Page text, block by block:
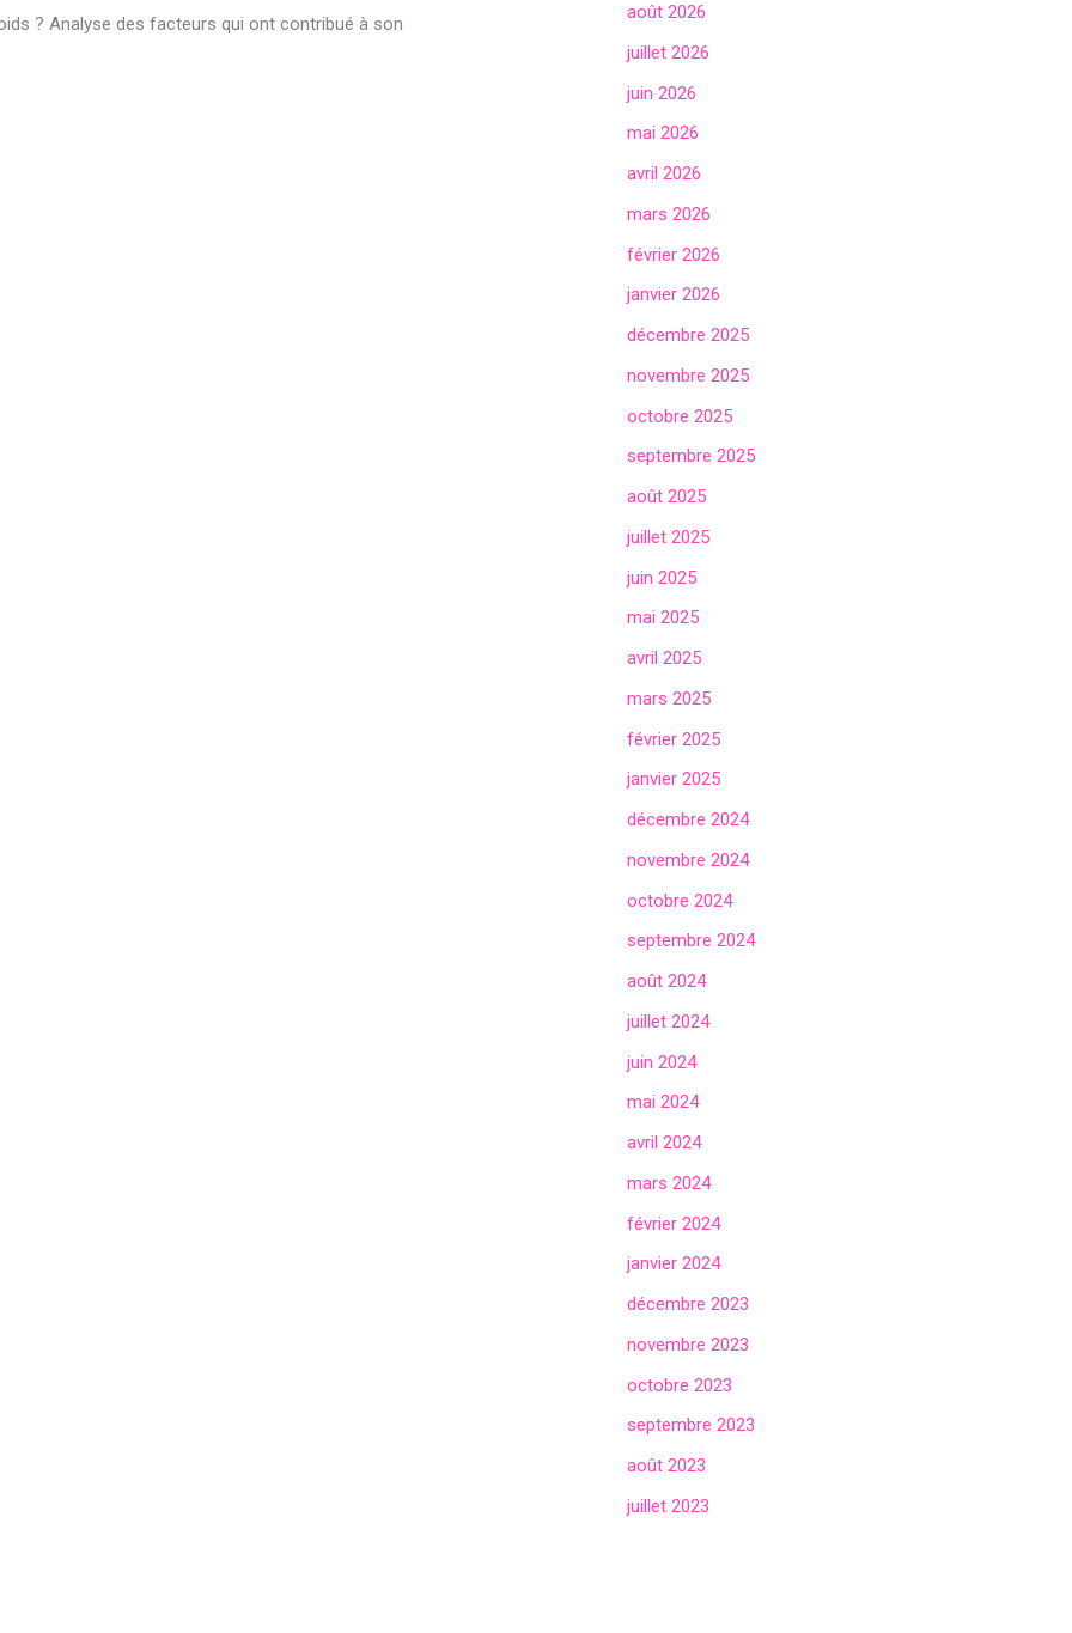
? Analyse des facteurs qui ont contribué à son
août 2026
juillet 2026
juin 2026
mai 2026
avril 2026
mars 2026
février 2026
janvier 2026
décembre 2025
novembre 2025
octobre 2025
septembre 2025
août 2025
juillet 2025
juin 2025
mai 2025
avril 2025
mars 2025
février 2025
janvier 2025
décembre 2024
novembre 2024
octobre 2024
septembre 2024
août 2024
juillet 2024
juin 2024
mai 2024
avril 2024
mars 2024
février 2024
janvier 2024
décembre 2023
novembre 2023
octobre 2023
septembre 2023
août 2023
juillet 2023